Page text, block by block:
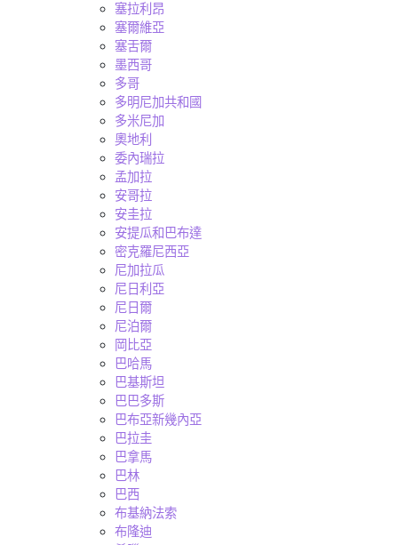
塞拉利昂
塞爾維亞
塞舌爾
墨西哥
多哥
多明尼加共和國
多米尼加
奧地利
委內瑞拉
孟加拉
安哥拉
安圭拉
安提瓜和巴布達
密克羅尼西亞
尼加拉瓜
尼日利亞
尼日爾
尼泊爾
岡比亞
巴哈馬
巴基斯坦
巴巴多斯
巴布亞新幾內亞
巴拉圭
巴拿馬
巴林
巴西
布基納法索
布隆迪